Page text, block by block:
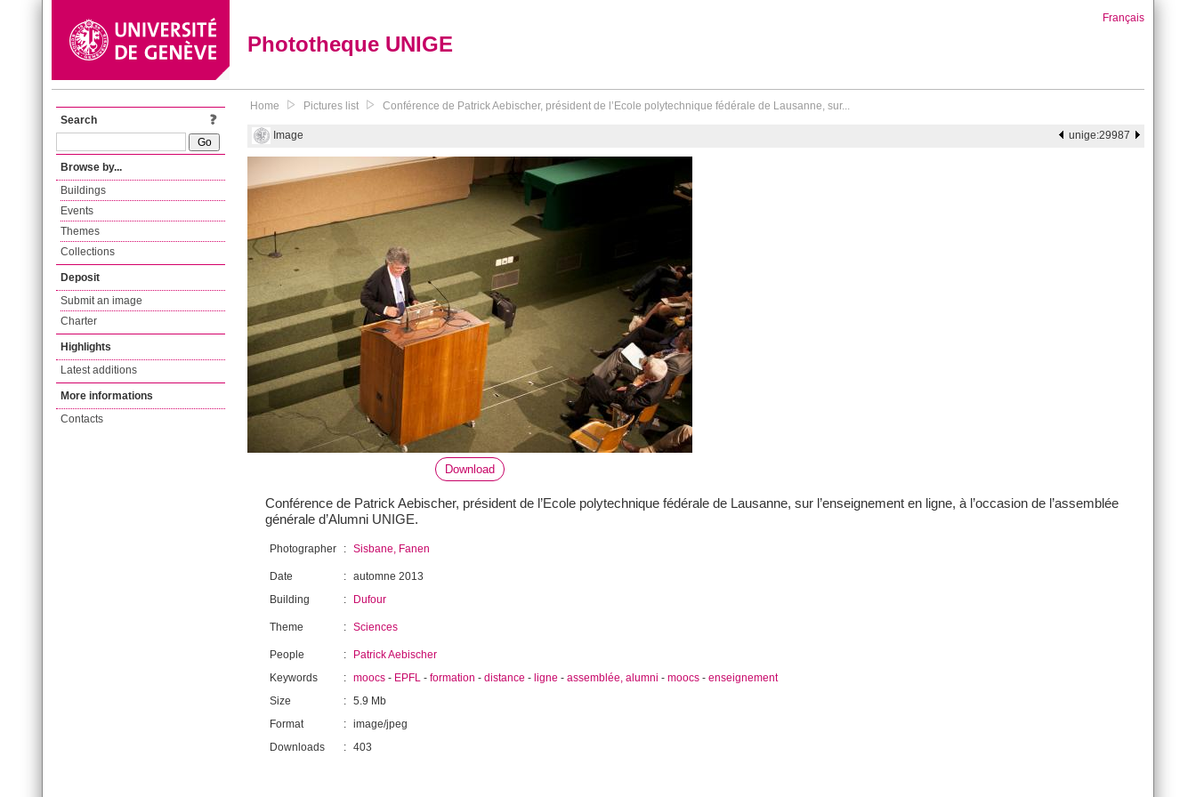
Phototheque UNIGE
Français
Search
Browse by...
Buildings
Events
Themes
Collections
Deposit
Submit an image
Charter
Highlights
Latest additions
More informations
Contacts
Home Pictures list Conférence de Patrick Aebischer, président de l’Ecole polytechnique fédérale de Lausanne, sur...
Image unige:29987
Download
Conférence de Patrick Aebischer, président de l’Ecole polytechnique fédérale de Lausanne, sur l’enseignement en ligne, à l’occasion de l’assemblée
générale d’Alumni UNIGE.
Photographer : Sisbane, Fanen
Date : automne 2013
Building
: Dufour
Theme : Sciences
People :
Patrick Aebischer
Keywords
: moocs - EPFL - formation - distance - ligne - assemblée, alumni - moocs - enseignement
Size
: 5.9 Mb
Format
: image/jpeg
Downloads
: 403